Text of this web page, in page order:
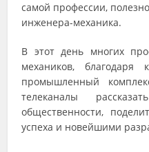
самой профессии,
инженера-механика.
В этот день многих
механиков, благодаря
промышленный
телеканалы
общественности,
успеха и новейшими